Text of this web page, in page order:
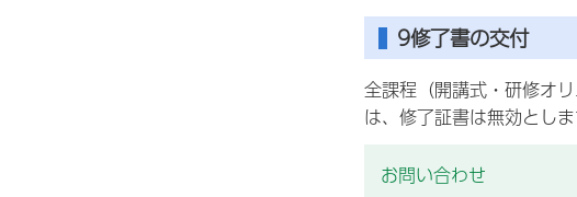
9修了書の交付
全課程（開講式・研修オ
は、修了証書は無効としま
お問い合わせ